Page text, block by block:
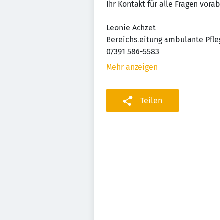
Ihr Kontakt für alle Fragen
Leonie Achzet
Bereichsleitung ambulante
07391 586-5583
Mehr anzeigen
Teilen